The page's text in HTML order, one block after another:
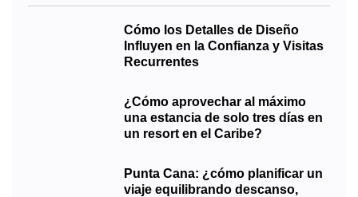
Cómo los Detalles de Diseño
Influyen en la Confianza y Visitas
Recurrentes
¿Cómo aprovechar al máximo
una estancia de solo tres días en
un resort en el Caribe?
Punta Cana: ¿cómo planificar un
viaje equilibrando descanso,